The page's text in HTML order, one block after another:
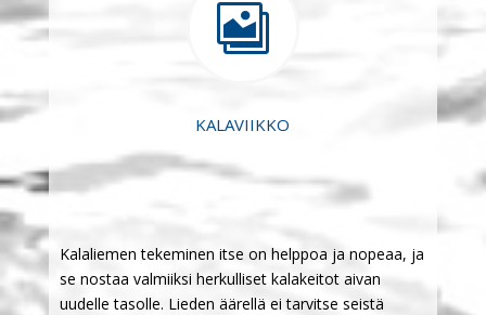

KALAVIIKKO
Kalaliemen tekeminen itse on helppoa ja nopeaa, ja
se nostaa valmiiksi herkulliset kalakeitot aivan
uudelle tasolle. Lieden äärellä ei tarvitse seistä